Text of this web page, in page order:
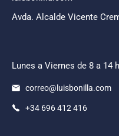
Avda. Alcalde Vicente
Lunes a Viernes de 8 a 14
correo@luisbonilla.com
+34 696 412 416